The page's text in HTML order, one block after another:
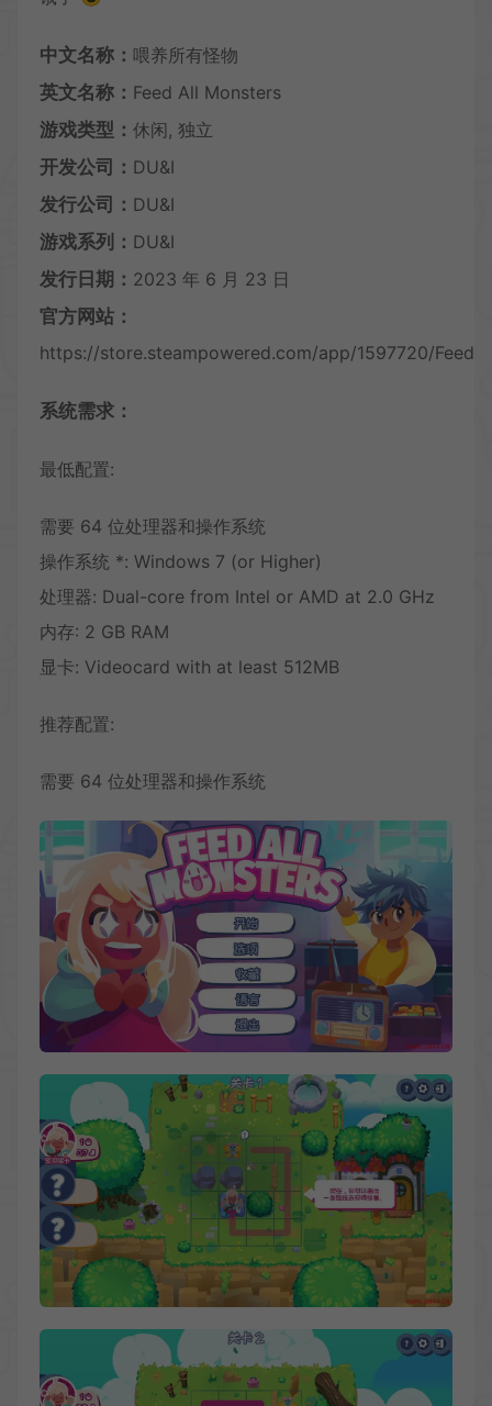
中文名称： 喂养所有怪物
英文名称： Feed All Monsters
游戏类型： 休闲, 独立
开发公司： DU&I
发行公司： DU&I
游戏系列： DU&I
发行日期： 2023 年 6 月 23 日
官方网站：
https://store.steampowered.com/app/1597720/
系统需求：
最低配置:
需要 64 位处理器和操作系统
操作系统 *: Windows 7 (or Higher)
处理器: Dual-core from Intel or AMD at 2.0 GHz
内存: 2 GB RAM
显卡: Videocard with at least 512MB
推荐配置:
需要 64 位处理器和操作系统